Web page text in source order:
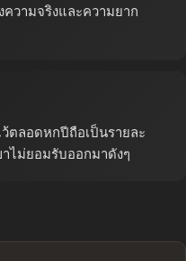
วามจริงและความยาก
ตลอดหกปีถือเป็นรายละ
ไม่ยอมรับออกมาดังๆ